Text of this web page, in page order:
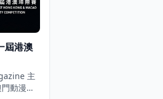
屆港澳
主
動漫玩